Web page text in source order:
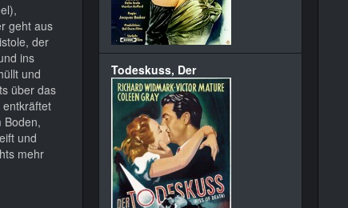
geht aus
der
ins
und
über das
entkräftet
Boden,
und
mehr
Todeskuss, Der